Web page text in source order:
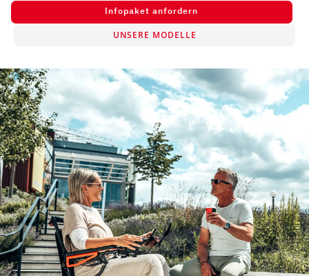
Infopaket anfordern
UNSERE MODELLE